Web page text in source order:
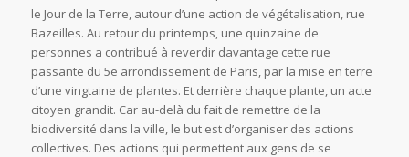
le Jour de la Terre, autour d’une action de végétalisation, rue
Bazeilles. Au retour du printemps, une quinzaine de
personnes a contribué à reverdir davantage cette rue
passante du 5e arrondissement de Paris, par la mise en terre
d’une vingtaine de plantes. Et derrière chaque plante, un acte
citoyen grandit. Car au-delà du fait de remettre de la
biodiversité dans la ville, le but est d’organiser des actions
collectives. Des actions qui permettent aux gens de se